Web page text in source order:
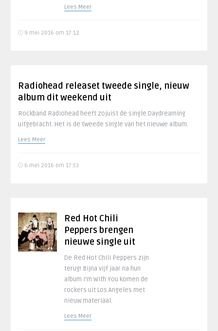
Lees Meer
9 mei 2016 om 17:12
Radiohead releaset tweede single, nieuw
album dit weekend uit
Rockband Radiohead heeft zojuist de single Daydreaming
uitgebracht. Het is de tweede single van het nieuwe album.
Lees Meer
6 mei 2016 om 17:53
Red Hot Chili
Peppers brengen
nieuwe single uit
De Red Hot Chili Peppers zijn
terug! Bijna vijf jaar na hun
album I’m With You komen de
rockers uit Los Angeles met
nieuw materiaal.
Lees Meer